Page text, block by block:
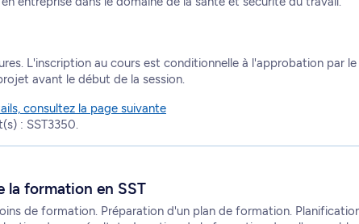
L'inscription au cours est conditionnelle à l'approbation par
avant le début de la session.
consultez la page suivante
: SST3350.
la formation en SST
de formation. Préparation d'un plan de formation.